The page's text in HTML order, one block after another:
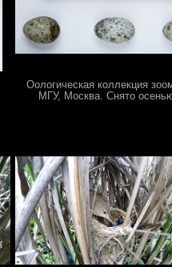
Оологическая коллекция
МГУ, Москва. Снято